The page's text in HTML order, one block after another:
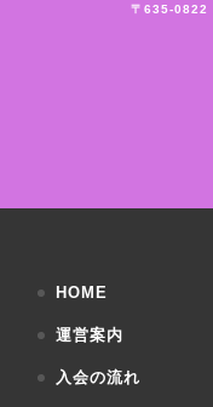
〒635-0822
HOME
運営案内
入会の流れ